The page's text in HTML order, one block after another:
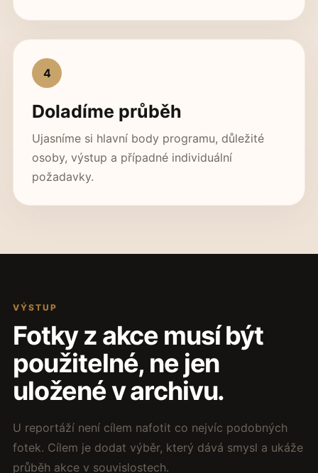
4
Doladíme průběh
Ujasníme si hlavní body programu, důležité
osoby, výstup a případné individuální
požadavky.
VÝSTUP
Fotky z akce musí být
použitelné, ne jen
uložené v archivu.
U reportáží není cílem nafotit co nejvíc podobných
fotek. Cílem je dodat výběr, který dává smysl a ukáže
průběh akce v souvislostech.